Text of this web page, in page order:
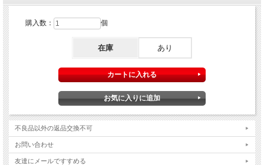
ハンカチは突然、奇妙に動き出します！
購入数： 個
在庫 あり
不良品以外の返品交換不可
お問い合わせ
友達にメールですすめる